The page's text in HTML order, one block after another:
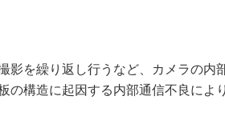
影を繰り返し行うなど、カメラの内
の構造に起因する内部通信不良によ